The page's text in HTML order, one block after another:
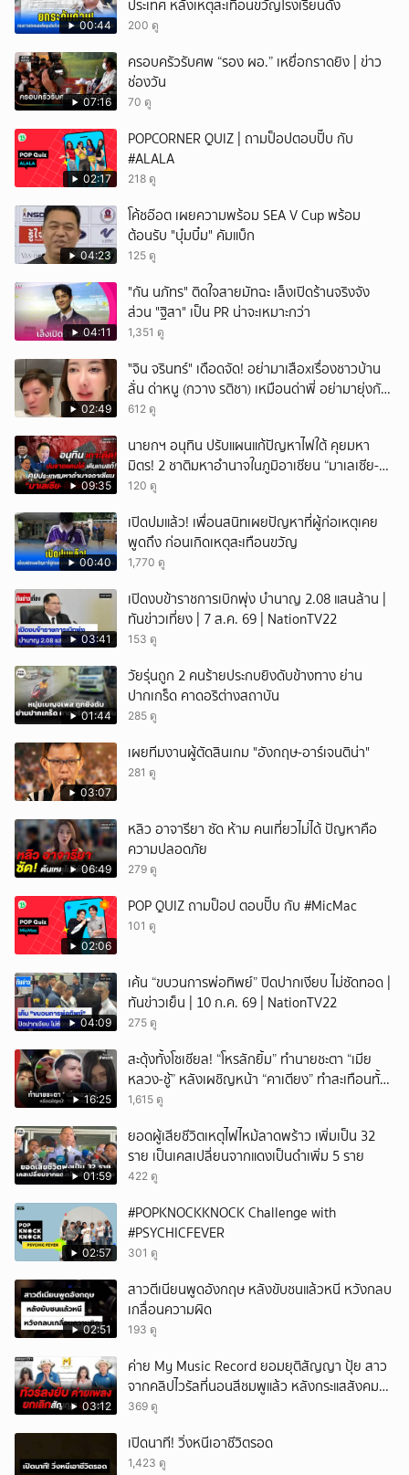
00:44
ประเทศ หลังเหตุสะเทือนขวัญโรงเรียนดัง
200 ดู
07:16
ครอบครัวรับศพ “รอง ผอ.” เหยื่อกราดยิง | ข่าว
ช่องวัน
70 ดู
02:17
POPCORNER QUIZ | ถามป็อปตอบปั๊บ กับ
#ALALA
218 ดู
04:23
โค้ชอ๊อต เผยความพร้อม SEA V Cup พร้อม
ต้อนรับ "บุ๋มบิ๋ม" คัมแบ็ก
125 ดู
04:11
"กัน นภัทร" ติดใจสายมัทฉะ เล็งเปิดร้านจริงจัง
ส่วน "ฐิสา" เป็น PR น่าจะเหมาะกว่า
1,351 ดู
02:49
ั่"จิน จรินทร์" เดือดจัด! อย่ามาเสือxเรื่องชาวบ้าน
ลั่น ด่าหนู (กวาง รติชา) เหมือนด่าพี่ อย่ามายุ่งกับ
คนของผม จบ!!!
612 ดู
09:35
นายกฯ อนุทิน ปรับแผนแก้ปัญหาไฟใต้ คุยมหา
มิตร! 2 ชาติมหาอำนาจในภูมิอาเซียน “มาเลเซีย-
อินโดนีเซีย”
120 ดู
00:40
เปิดปมแล้ว! เพื่อนสนิทเผยปัญหาที่ผู้ก่อเหตุเคย
พูดถึง ก่อนเกิดเหตุสะเทือนขวัญ
1,770 ดู
03:41
เปิดงบข้าราชการเบิกพุ่ง บำนาญ 2.08 แสนล้าน |
ทันข่าวเที่ยง | 7 ส.ค. 69 | NationTV22
153 ดู
01:44
วัยรุ่นถูก 2 คนร้ายประกบยิงดับข้างทาง ย่าน
ปากเกร็ด คาดอริต่างสถาบัน
285 ดู
03:07
เผยทีมงานผู้ตัดสินเกม "อังกฤษ-อาร์เจนติน่า"
281 ดู
06:49
หลิว อาจารียา ซัด ห้าม คนเที่ยวไม่ได้ ปัญหาคือ
ความปลอดภัย
279 ดู
02:06
POP QUIZ ถามป็อป ตอบปั๊บ กับ #MicMac
101 ดู
04:09
เค้น “ขบวนการพ่อทิพย์” ปิดปากเงียบ ไม่ซัดทอด |
ทันข่าวเย็น | 10 ก.ค. 69 | NationTV22
275 ดู
16:25
สะดุ้งทั้งโซเชียล! “โหรลักยิ้ม” ทำนายชะตา “เมีย
หลวง-ชู้” หลังเผชิญหน้า “คาเตียง” ทำสะเทือนทั้ง
ประเทศ
1,615 ดู
01:59
ยอดผู้เสียชีวิตเหตุไฟไหม้ลาดพร้าว เพิ่มเป็น 32
ราย เป็นเคสเปลี่ยนจากแดงเป็นดำเพิ่ม 5 ราย
422 ดู
02:57
#POPKNOCKKNOCK Challenge with
#PSYCHICFEVER
301 ดู
02:51
สาวตีเนียนพูดอังกฤษ หลังขับชนแล้วหนี หวังกลบ
เกลื่อนความผิด
193 ดู
03:12
ค่าย My Music Record ยอมยุติสัญญา ปุ้ย สาว
จากคลิปไวรัลที่นอนสีชมพูแล้ว หลังกระแสสังคม
และคนในวงการวิจารณ์เรื่องความเหมาะสม
369 ดู
เปิดนาที! วิ่งหนีเอาชีวิตรอด
1,423 ดู
ยกเลิก